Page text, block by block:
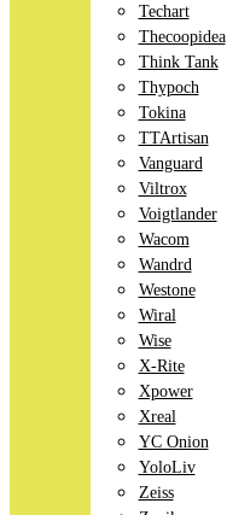
Techart
Thecoopidea
Think Tank
Thypoch
Tokina
TTArtisan
Vanguard
Viltrox
Voigtlander
Wacom
Wandrd
Westone
Wiral
Wise
X-Rite
Xpower
Xreal
YC Onion
YoloLiv
Zeiss